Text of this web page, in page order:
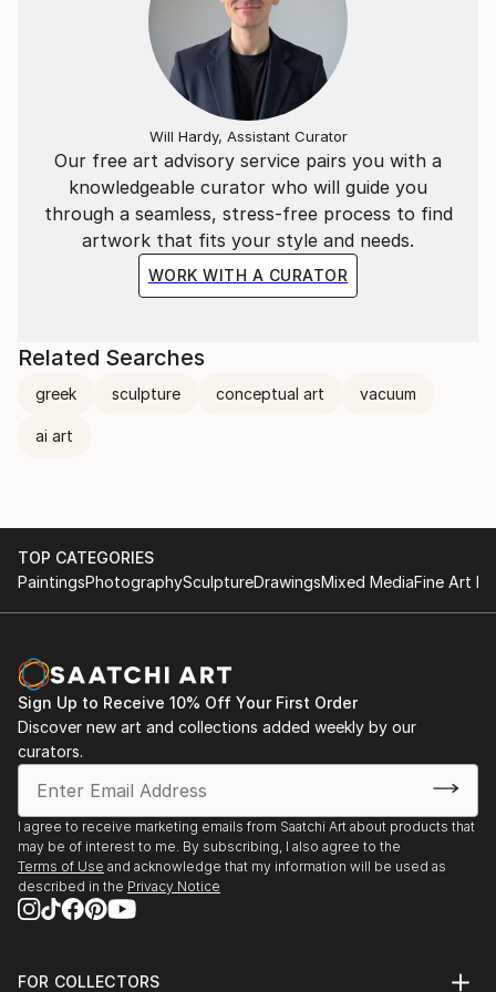
Niente è più perfetto di quello che ci circonda, di
quello che siamo e di quello che è.
"L'essenziale è invisibile agli occhi".
La situazione attuale, quello che ci circonda, ci
porterà a vivere in un mondo "surrogato";
Ricreato ad hoc per vedere quello che non ci sarà più.
Conceptual art
Working with ceramic, concrete, wood etc
Our free art advisory service pairs you with a
knowledgeable curator who will guide you
through a seamless, stress-free process to find
artwork that fits your style and needs.
WORK WITH A CURATOR
Will Hardy, Assistant Curator
Related Searches
greek sculpture conceptual art vacuum
ai art
TOP CATEGORIES
PaintingsPhotographySculptureDrawingsMixed MediaFine Art
Sign Up to Receive 10% Off Your First Order
Discover new art and collections added weekly by our
curators.
I agree to receive marketing emails from Saatchi Art about products that
may be of interest to me. By subscribing, I also agree to the
Terms of Use and acknowledge that my information will be used as
described in the Privacy Notice
FOR COLLECTORS